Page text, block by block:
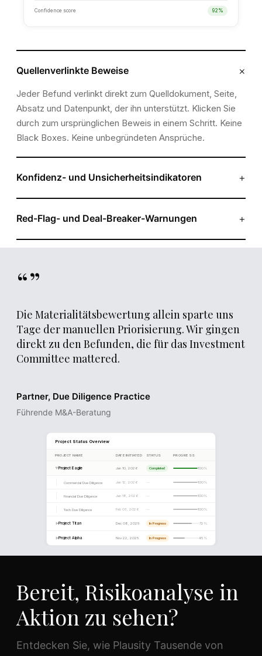
BENCHMARKING
METRIC
SOURCE REFERENCE
📄 Financial_Statements_2025.pdf
primarily driven by the acquisition of TechCo GmbH in Q2
Confidence score
Quellenverlinkte Beweise ×
Jeder Befund verlinkt direkt zum Quelldokument, Seite,
Absatz und Datenpunkt, der ihn unterstützt. Klicken Sie
durch zum ursprünglichen Beweis in einem Schritt. Keine
Black Boxes. Keine unbegründeten Ansprüche.
Konfidenz- und Unsicherheitsindikatoren +
Wo Beweise unvollständig oder widersprüchlich sind,
kennzeichnet das System dies transparent.
Red-Flag- und Deal-Breaker-Warnungen +
nicht offenbarte Related-Party-Transaktionen,
Anfälligkeit) werden sofort mit dedizierten Warnungen
“”
Die Materialitätsbewertung allein sparte uns
Tage der manuellen Priorisierung. Wir gingen
direkt zu den Befunden, die für das Investment
Committee mattered.
Partner, Due Diligence Practice
Führende M&A-Beratung
Bereit, Risikoanalyse in
Aktion zu sehen?
Entdecken Sie, wie Plausity Tausende von